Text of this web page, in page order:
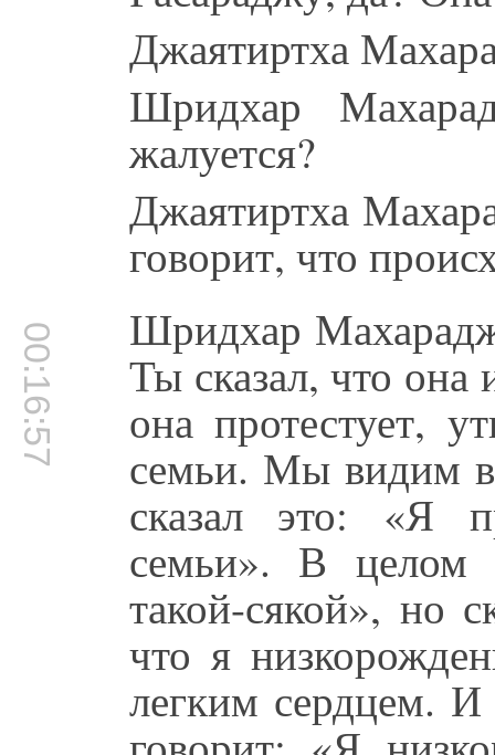
Джаятиртха
Шридхар
жалуется?
Джаятиртха
говорит, что
00:16:57 Шридхар
Ты сказал, что она
она протестует,
семьи. Мы видим
сказал это: «Я
семьи». В целом
такой-сякой», но
что я
легким сердцем.